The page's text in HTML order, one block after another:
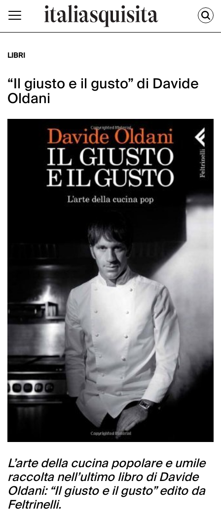
LIBRI
“Il giusto e il gusto” di Davide
Oldani
L’arte della cucina popolare e umile
raccolta nell’ultimo libro di Davide
Oldani: “Il giusto e il gusto” edito da
Feltrinelli.